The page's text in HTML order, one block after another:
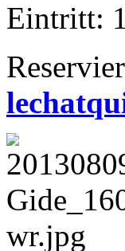
Eintritt: